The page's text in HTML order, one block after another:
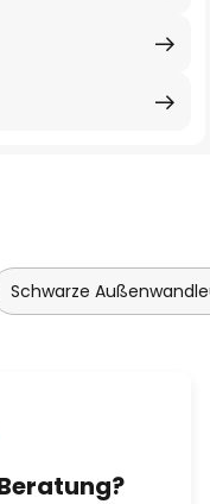
Schwarze